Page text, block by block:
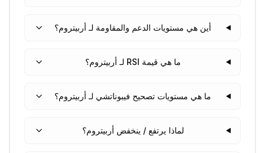
أين هي مستويات الدعم والمقاومة لـ أربيتروم؟
ما هي قيمة RSI لـ أربيتروم؟
ما هي مستويات تصحيح فيبوناتشي لـ أربيتروم؟
لماذا يرتفع / ينخفض أربيتروم؟